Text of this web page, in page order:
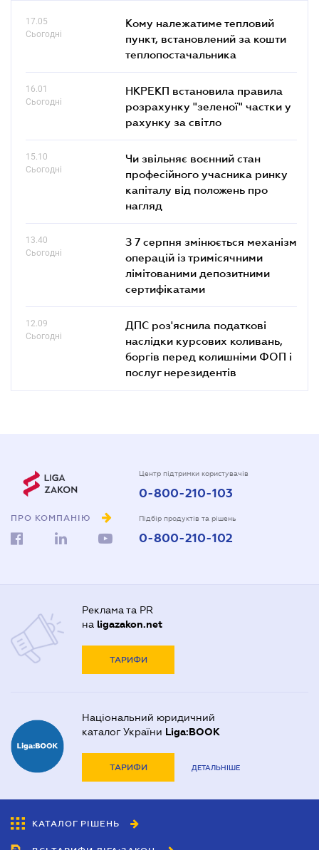
17.05
Сьогодні
Кому належатиме тепловий
пункт, встановлений за кошти
теплопостачальника
16.01
Сьогодні
НКРЕКП встановила правила
розрахунку "зеленої" частки у
рахунку за світло
15.10
Сьогодні
Чи звільняє воєнний стан
професійного учасника ринку
капіталу від положень про
нагляд
13.40
Сьогодні
З 7 серпня змінюється механізм
операцій із тримісячними
лімітованими депозитними
сертифікатами
12.09
Сьогодні
ДПС роз'яснила податкові
наслідки курсових коливань,
боргів перед колишніми ФОП і
послуг нерезидентів
ПРО КОМПАНІЮ
Центр підтримки користувачів
0-800-210-103
Підбір продуктів та рішень
0-800-210-102
Реклама та PR
на ligazakon.net
ТАРИФИ
Національний юридичний
каталог України Liga:BOOK
ТАРИФИ ДЕТАЛЬНІШЕ
КАТАЛОГ РІШЕНЬ